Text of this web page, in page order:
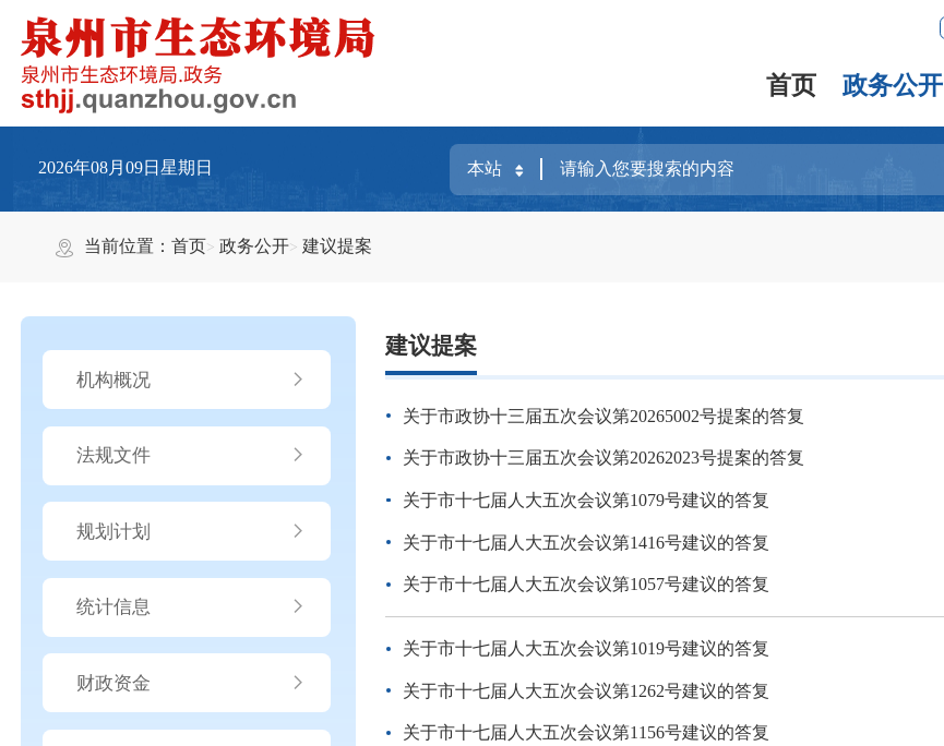
首页 政务公开
2026年08月09日星期日
当前位置：首页 政务公开 建议提案
机构概况
法规文件
规划计划
统计信息
财政资金
建议提案
关于市政协十三届五次会议第20265002号提案的答复
关于市政协十三届五次会议第20262023号提案的答复
关于市十七届人大五次会议第1079号建议的答复
关于市十七届人大五次会议第1416号建议的答复
关于市十七届人大五次会议第1057号建议的答复
关于市十七届人大五次会议第1019号建议的答复
关于市十七届人大五次会议第1262号建议的答复
关于市十七届人大五次会议第1156号建议的答复